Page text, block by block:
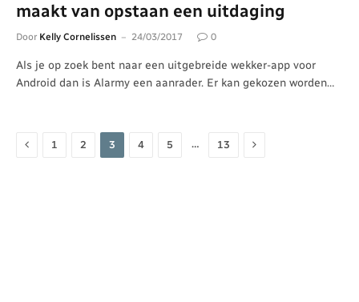
maakt van opstaan een uitdaging
Door Kelly Cornelissen 24/03/2017 0
Als je op zoek bent naar een uitgebreide wekker-app voor
Android dan is Alarmy een aanrader. Er kan gekozen worden…
Vorige
1 2 3 4 5 … 13 Volgende